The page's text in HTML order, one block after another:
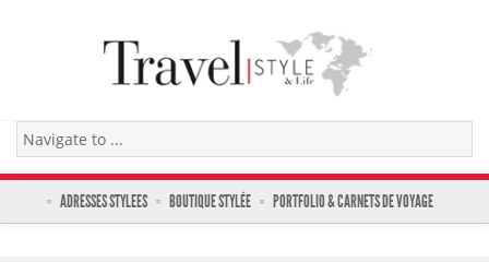
ADRESSES STYLEES BOUTIQUE STYLÉE PORTFOLIO & CARNETS DE VOYAGE